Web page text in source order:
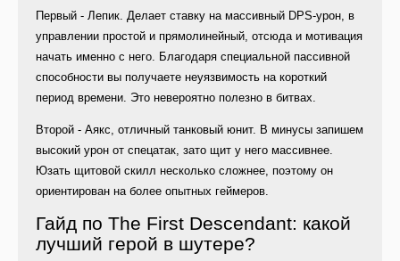
Первый - Лепик. Делает ставку на массивный DPS-урон, в
управлении простой и прямолинейный, отсюда и мотивация
начать именно с него. Благодаря специальной пассивной
способности вы получаете неуязвимость на короткий
период времени. Это невероятно полезно в битвах.
Второй - Аякс, отличный танковый юнит. В минусы запишем
высокий урон от спецатак, зато щит у него массивнее.
Юзать щитовой скилл несколько сложнее, поэтому он
ориентирован на более опытных геймеров.
Гайд по The First Descendant: какой
лучший герой в шутере?